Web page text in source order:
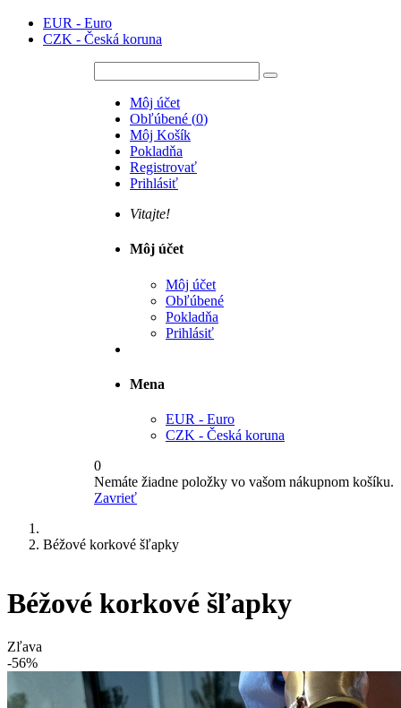
EUR - Euro
CZK - Česká koruna
Môj účet
Obľúbené (0)
Môj Košík
Pokladňa
Registrovať
Prihlásiť
Vitajte!
Môj účet
Môj účet
Obľúbené
Pokladňa
Prihlásiť
Mena
EUR - Euro
CZK - Česká koruna
0
Nemáte žiadne položky vo vašom nákupnom košíku.
Zavrieť
Béžové korkové šľapky
Béžové korkové šľapky
Zľava
-56%